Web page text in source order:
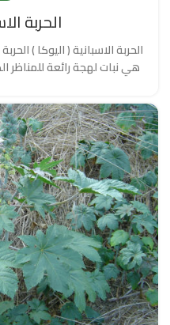
الحربة
هي نبات لهجة رائعة للمناظر